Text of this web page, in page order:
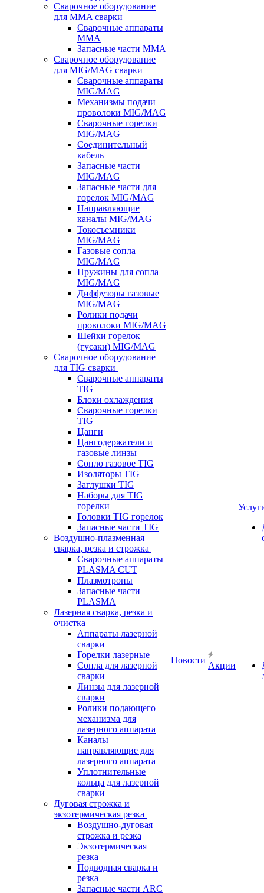
Сварочное оборудование
для MMA сварки
Сварочные аппараты
MMA
Запасные части MMA
Сварочное оборудование
для MIG/MAG сварки
Сварочные аппараты
MIG/MAG
Механизмы подачи
проволоки MIG/MAG
Сварочные горелки
MIG/MAG
Соединительный
кабель
Запасные части
MIG/MAG
Запасные части для
горелок MIG/MAG
Направляющие
каналы MIG/MAG
Токосъемники
MIG/MAG
Газовые сопла
MIG/MAG
Пружины для сопла
MIG/MAG
Диффузоры газовые
MIG/MAG
Ролики подачи
проволоки MIG/MAG
Шейки горелок
(гусаки) MIG/MAG
Сварочное оборудование
для TIG сварки
Сварочные аппараты
TIG
Блоки охлаждения
Сварочные горелки
TIG
Цанги
Цангодержатели и
газовые линзы
Сопло газовое TIG
Изоляторы TIG
Заглушки TIG
Наборы для TIG
горелки
Головки TIG горелок
Запасные части TIG
Воздушно-плазменная
сварка, резка и строжка
Сварочные аппараты
PLASMA CUT
Плазмотроны
Запасные части
PLASMA
Лазерная сварка, резка и
очистка
Аппараты лазерной
сварки
Горелки лазерные
Сопла для лазерной
сварки
Линзы для лазерной
сварки
Ролики подающего
механизма для
лазерного аппарата
Каналы
направляющие для
лазерного аппарата
Уплотнительные
кольца для лазерной
сварки
Дуговая строжка и
экзотермическая резка
Воздушно-дуговая
строжка и резка
Экзотермическая
резка
Подводная сварка и
резка
Запасные части ARC
Новости
Акции